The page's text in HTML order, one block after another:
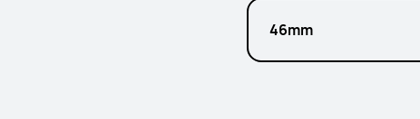
46mm